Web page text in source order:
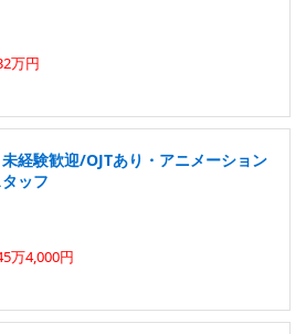
万円
未経験歓迎/OJTあり・アニメーション
ッフ
万4,000円